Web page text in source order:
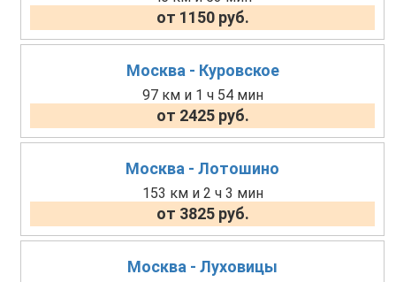
от 1150 руб.
Москва - Куровское
97 км и 1 ч 54 мин
от 2425 руб.
Москва - Лотошино
153 км и 2 ч 3 мин
от 3825 руб.
Москва - Луховицы